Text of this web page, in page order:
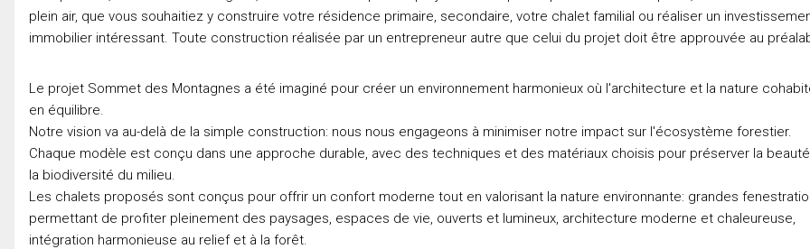
plein air, que vous souhaitiez y construire votre résidence primaire, secondaire, votre chalet familial ou réaliser un
immobilier intéressant. Toute construction réalisée par un entrepreneur autre que celui du projet doit être approuvée au
Le projet Sommet des Montagnes a été imaginé pour créer un environnement harmonieux où l'architecture et la nature
en équilibre.
Notre vision va au-delà de la simple construction: nous nous engageons à minimiser notre impact sur l'écosystème forestier.
Chaque modèle est conçu dans une approche durable, avec des techniques et des matériaux choisis pour préserver la
la biodiversité du milieu.
Les chalets proposés sont conçus pour offrir un confort moderne tout en valorisant la nature environnante: grandes
permettant de profiter pleinement des paysages, espaces de vie, ouverts et lumineux, architecture moderne et chaleureuse,
intégration harmonieuse au relief et à la forêt.